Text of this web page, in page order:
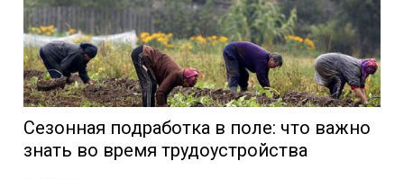
Сезонная подработка в поле: что важно
знать во время трудоустройства